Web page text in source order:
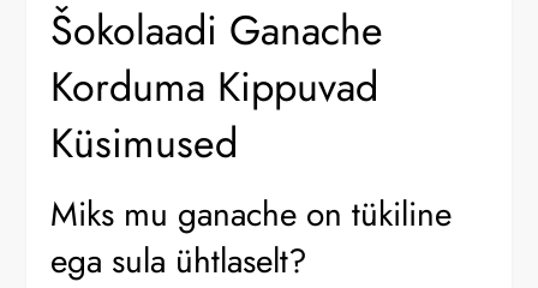
Šokolaadi Ganache
Korduma Kippuvad
Küsimused
Miks mu ganache on tükiline
ega sula ühtlaselt?